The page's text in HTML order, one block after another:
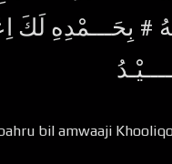
# بِحَـــمْدِهِ لَكَ
bil amwaaji